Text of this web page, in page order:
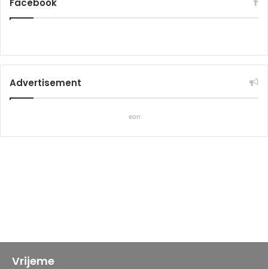
Advertisement
eon
Vrijeme